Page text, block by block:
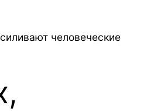
человеческие